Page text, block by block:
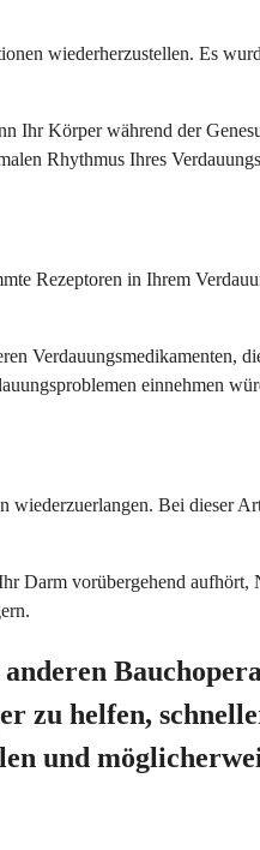
wiederherzustellen. Es
Ihr Körper während der
Rhythmus Ihres
Rezeptoren in Ihrem
Verdauungsmedikamenten,
einnehmen
wiederzuerlangen. Bei dieser
Darm vorübergehend
zu helfen,
und